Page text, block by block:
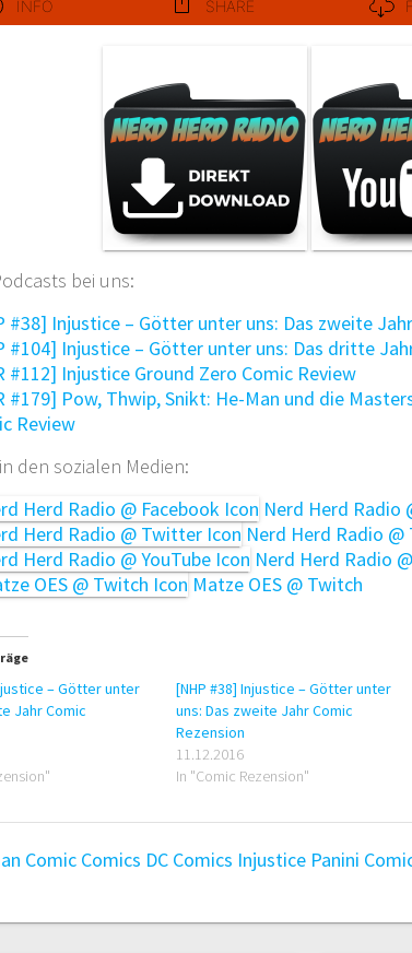
bei uns:
#38] Injustice – Götter unter uns: Das zweite
#104] Injustice – Götter unter uns: Das dritte
#112] Injustice Ground Zero Comic Review
#179] Pow, Thwip, Snikt: He-Man und die
Review
den sozialen Medien:
Nerd Herd Radio
Nerd Herd Radio
Nerd Herd Radio
Matze OES @ Twitch
– Götter unter
Jahr Comic
[NHP #38] Injustice – Götter unter
uns: Das zweite Jahr Comic
Rezension
11.12.2016
In "Comic Rezension"
Comic Comics DC Comics Injustice Panini